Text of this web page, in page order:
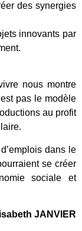
des synergies
innovants par
nous montre
pas le modèle
au profit
dans le
se créer
sociale et
JANVIER